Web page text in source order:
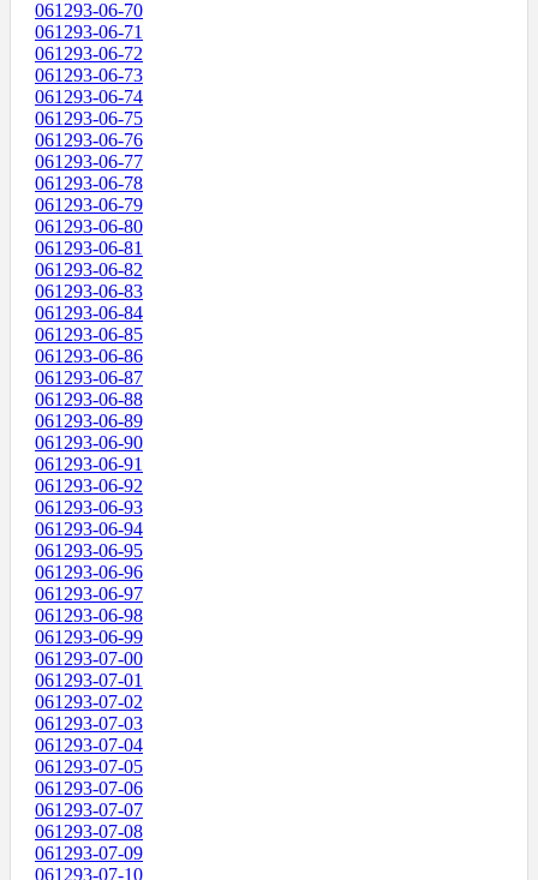
061293-06-70
061293-06-71
061293-06-72
061293-06-73
061293-06-74
061293-06-75
061293-06-76
061293-06-77
061293-06-78
061293-06-79
061293-06-80
061293-06-81
061293-06-82
061293-06-83
061293-06-84
061293-06-85
061293-06-86
061293-06-87
061293-06-88
061293-06-89
061293-06-90
061293-06-91
061293-06-92
061293-06-93
061293-06-94
061293-06-95
061293-06-96
061293-06-97
061293-06-98
061293-06-99
061293-07-00
061293-07-01
061293-07-02
061293-07-03
061293-07-04
061293-07-05
061293-07-06
061293-07-07
061293-07-08
061293-07-09
061293-07-10